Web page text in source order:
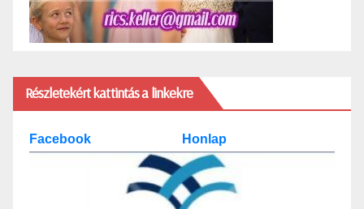
Részletekért kattintás a linkekre
Facebook Honlap